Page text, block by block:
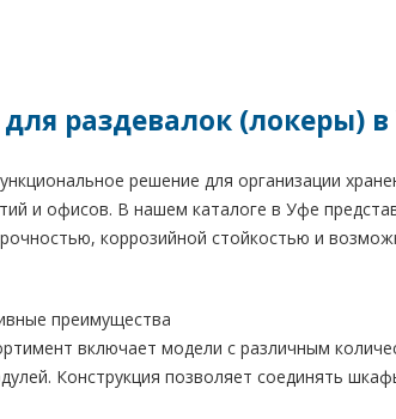
раздевалок (локеры)
решение для организации
и офисов. В нашем каталоге в Уфе
коррозийной стойкостью и
преимущества
включает модели с различным
Конструкция позволяет соединять